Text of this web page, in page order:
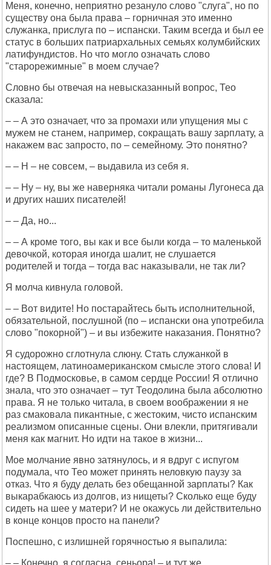
Меня, конечно, неприятно резануло слово "слуга", но по
существу она была права – горничная это именно
служанка, прислуга по – испански. Таким всегда и был ее
статус в больших патриархальных семьях колумбийских
латифундистов. Но что могло означать слово
"старорежимные" в моем случае?
Словно бы отвечая на невысказанный вопрос, Тео
сказала:
– – А это означает, что за промахи или упущения мы с
мужем не станем, например, сокращать вашу зарплату, а
накажем вас запросто, по – семейному. Это понятно?
– – Н – не совсем, – выдавила из себя я.
– – Ну – ну, вы же наверняка читали романы Лугонеса да
и других наших писателей!
– – Да, но...
– – А кроме того, вы как и все были когда – то маленькой
девочкой, которая иногда шалит, не слушается
родителей и тогда – тогда вас наказывали, не так ли?
Я молча кивнула головой.
– – Вот видите! Но постарайтесь быть исполнительной,
обязательной, послушной (по – испански она употребила
слово "покорной") – и вы избежите наказания. Понятно?
Я судорожно сглотнула слюну. Стать служанкой в
настоящем, латиноамериканском смысле этого слова! И
где? В Подмосковье, в самом сердце России! Я отлично
знала, что это означает – тут Теодолина была абсолютно
права. Я не только читала, в своем воображении я не
раз смаковала пикантные, с жестоким, чисто испанским
реализмом описанные сцены. Они влекли, притягивали
меня как магнит. Но идти на такое в жизни...
Мое молчание явно затянулось, и я вдруг с испугом
подумала, что Тео может принять неловкую паузу за
отказ. Что я буду делать без обещанной зарплаты? Как
выкарабкаюсь из долгов, из нищеты? Сколько еще буду
сидеть на шее у матери? И не окажусь ли действительно
в конце концов просто на панели?
Поспешно, с излишней горячностью я выпалила:
– – Конечно, я согласна, сеньора! – и тут же